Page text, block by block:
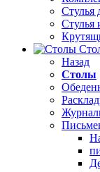
Стулья
Стулья
Назад
Столы